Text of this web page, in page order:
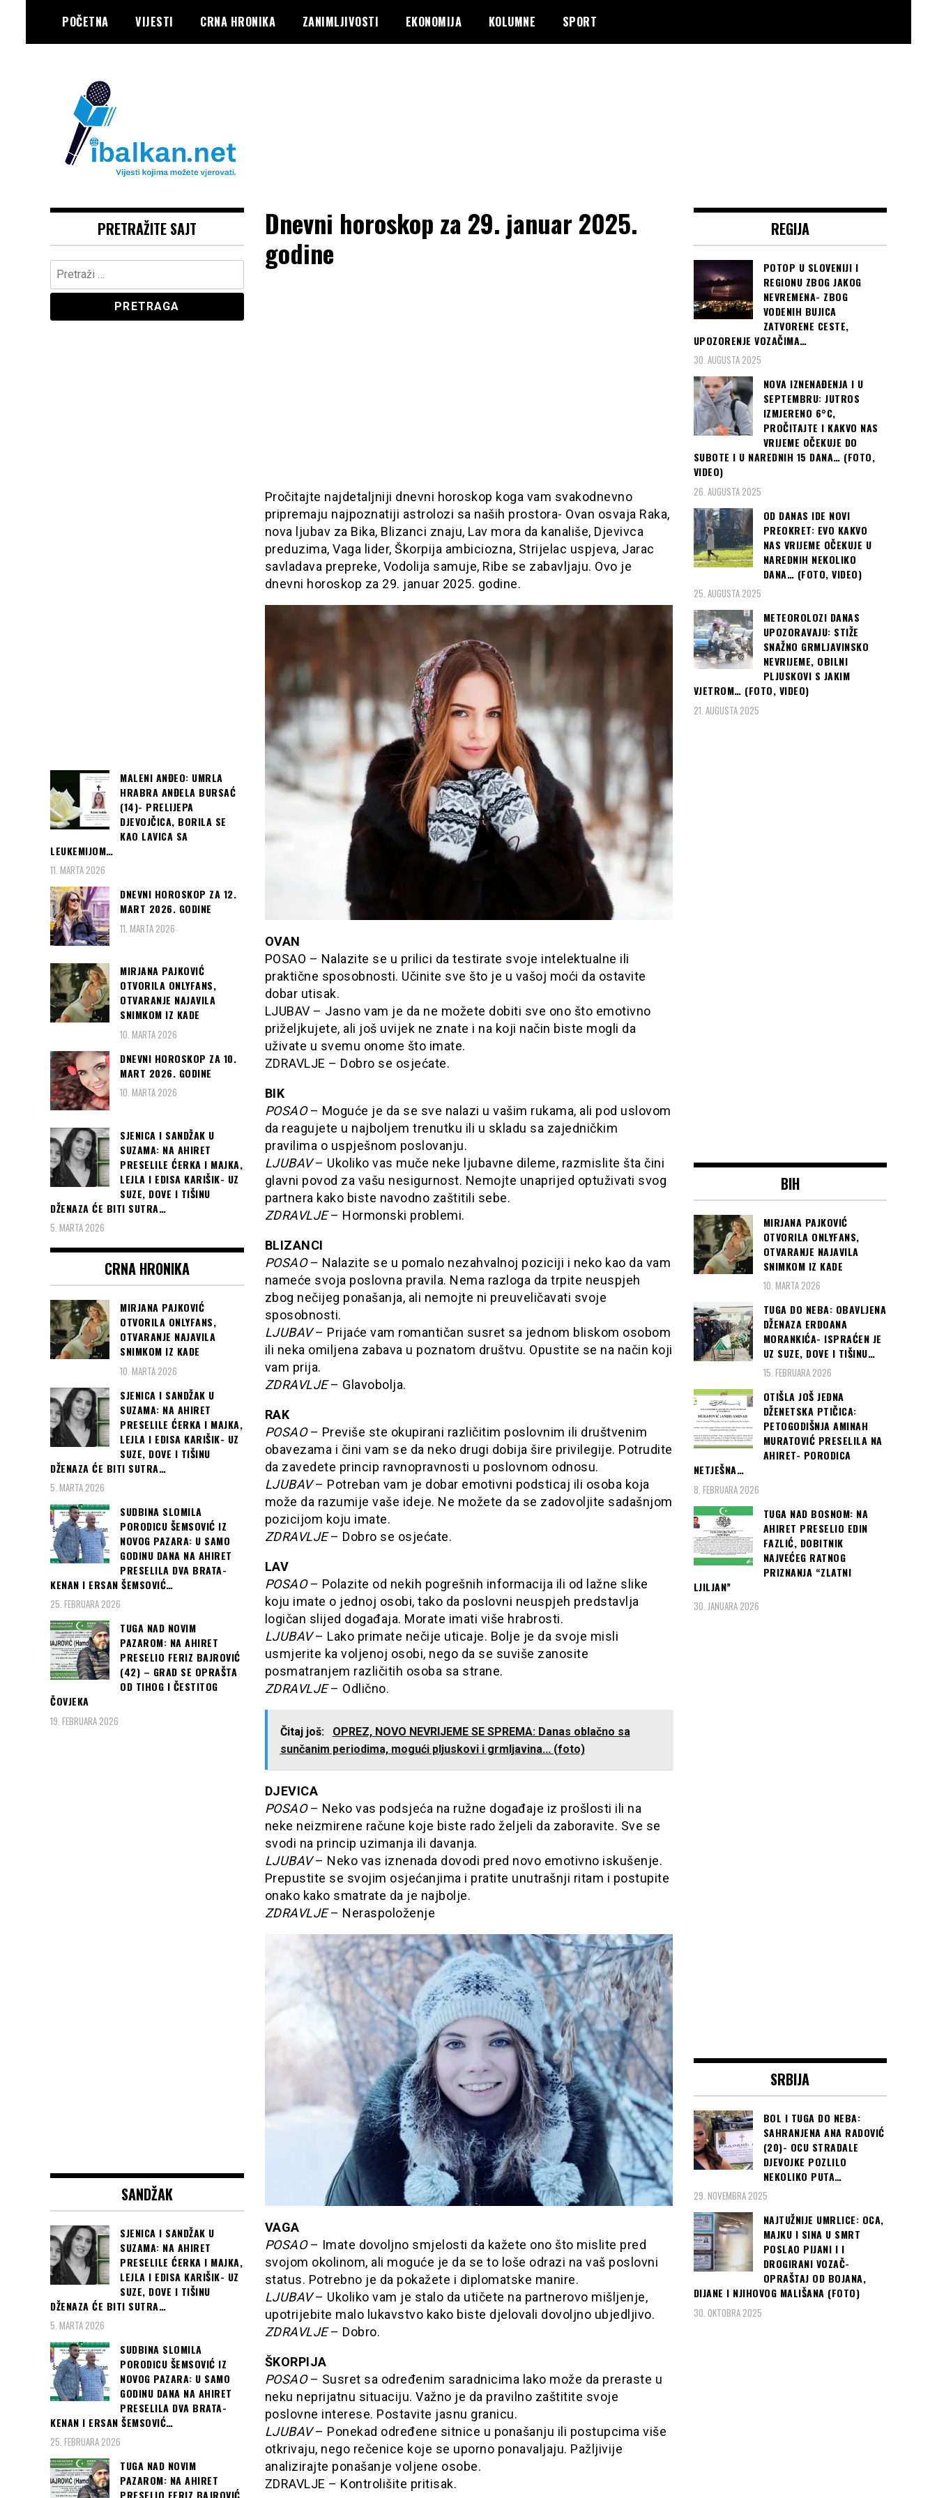
content
POČETNA VIJESTI CRNA HRONIKA ZANIMLJIVOSTI EKONOMIJA KOLUMNE SPORT
IBALKAN
Dnevni horoskop za 29. januar 2025.
godine
Pročitajte najdetaljniji dnevni horoskop koga vam svakodnevno
pripremaju najpoznatiji astrolozi sa naših prostora- Ovan osvaja Raka,
nova ljubav za Bika, Blizanci znaju, Lav mora da kanališe, Djevivca
preduzima, Vaga lider, Škorpija ambiciozna, Strijelac uspjeva, Jarac
savladava prepreke, Vodolija samuje, Ribe se zabavljaju. Ovo je
dnevni horoskop za 29. januar 2025. godine.
OVAN
POSAO – Nalazite se u prilici da testirate svoje intelektualne ili
praktične sposobnosti. Učinite sve što je u vašoj moći da ostavite
dobar utisak.
LJUBAV – Jasno vam je da ne možete dobiti sve ono što emotivno
priželjkujete, ali još uvijek ne znate i na koji način biste mogli da
uživate u svemu onome što imate.
ZDRAVLJE – Dobro se osjećate.
BIK
POSAO– Moguće je da se sve nalazi u vašim rukama, ali pod uslovom
da reagujete u najboljem trenutku ili u skladu sa zajedničkim
pravilima o uspješnom poslovanju.
LJUBAV– Ukoliko vas muče neke ljubavne dileme, razmislite šta čini
glavni povod za vašu nesigurnost. Nemojte unaprijed optuživati svog
partnera kako biste navodno zaštitili sebe.
ZDRAVLJE– Hormonski problemi.
BLIZANCI
POSAO– Nalazite se u pomalo nezahvalnoj poziciji i neko kao da vam
nameće svoja poslovna pravila. Nema razloga da trpite neuspjeh
zbog nečijeg ponašanja, ali nemojte ni preuveličavati svoje
sposobnosti.
LJUBAV– Prijaće vam romantičan susret sa jednom bliskom osobom
ili neka omiljena zabava u poznatom društvu. Opustite se na način koji
vam prija.
ZDRAVLJE– Glavobolja.
RAK
POSAO– Previše ste okupirani različitim poslovnim ili društvenim
obavezama i čini vam se da neko drugi dobija šire privilegije. Potrudite
da zavedete princip ravnopravnosti u poslovnom odnosu.
LJUBAV– Potreban vam je dobar emotivni podsticaj ili osoba koja
može da razumije vaše ideje. Ne možete da se zadovoljite sadašnjom
pozicijom koju imate.
ZDRAVLJE– Dobro se osjećate.
LAV
POSAO– Polazite od nekih pogrešnih informacija ili od lažne slike
koju imate o jednoj osobi, tako da poslovni neuspjeh predstavlja
logičan slijed događaja. Morate imati više hrabrosti.
LJUBAV– Lako primate nečije uticaje. Bolje je da svoje misli
usmjerite ka voljenoj osobi, nego da se suviše zanosite
posmatranjem različitih osoba sa strane.
ZDRAVLJE– Odlično.
Čitaj još:
OPREZ, NOVO NEVRIJEME SE SPREMA: Danas oblačno sa
sunčanim periodima, mogući pljuskovi i grmljavina... (foto)
DJEVICA
POSAO– Neko vas podsjeća na ružne događaje iz prošlosti ili na
neke neizmirene račune koje biste rado željeli da zaboravite. Sve se
svodi na princip uzimanja ili davanja.
LJUBAV– Neko vas iznenada dovodi pred novo emotivno iskušenje.
Prepustite se svojim osjećanjima i pratite unutrašnji ritam i postupite
onako kako smatrate da je najbolje.
ZDRAVLJE– Neraspoloženje
VAGA
POSAO– Imate dovoljno smjelosti da kažete ono što mislite pred
svojom okolinom, ali moguće je da se to loše odrazi na vaš poslovni
status. Potrebno je da pokažete i diplomatske manire.
LJUBAV– Ukoliko vam je stalo da utičete na partnerovo mišljenje,
upotrijebite malo lukavstvo kako biste djelovali dovoljno ubjedljivo.
ZDRAVLJE– Dobro.
ŠKORPIJA
POSAO– Susret sa određenim saradnicima lako može da preraste u
neku neprijatnu situaciju. Važno je da pravilno zaštitite svoje
poslovne interese. Postavite jasnu granicu.
LJUBAV– Ponekad određene sitnice u ponašanju ili postupcima više
otkrivaju, nego rečenice koje se uporno ponavaljaju. Pažljivije
analizirajte ponašanje voljene osobe.
ZDRAVLJE – Kontrolišite pritisak.
PRETRAŽITE SAJT
Pretraga:
MALENI ANĐEO: UMRLA
HRABRA ANĐELA BURSAĆ
(14)- PRELIJEPA
DJEVOJČICA, BORILA SE
KAO LAVICA SA
LEUKEMIJOM…
11. MARTA 2026
DNEVNI HOROSKOP ZA 12.
MART 2026. GODINE
11. MARTA 2026
MIRJANA PAJKOVIĆ
OTVORILA ONLYFANS,
OTVARANJE NAJAVILA
SNIMKOM IZ KADE
10. MARTA 2026
DNEVNI HOROSKOP ZA 10.
MART 2026. GODINE
10. MARTA 2026
SJENICA I SANDŽAK U
SUZAMA: NA AHIRET
PRESELILE ĆERKA I MAJKA,
LEJLA I EDISA KARIŠIK- UZ
SUZE, DOVE I TIŠINU
DŽENAZA ĆE BITI SUTRA…
5. MARTA 2026
CRNA HRONIKA
MIRJANA PAJKOVIĆ
OTVORILA ONLYFANS,
OTVARANJE NAJAVILA
SNIMKOM IZ KADE
10. MARTA 2026
SJENICA I SANDŽAK U
SUZAMA: NA AHIRET
PRESELILE ĆERKA I MAJKA,
LEJLA I EDISA KARIŠIK- UZ
SUZE, DOVE I TIŠINU
DŽENAZA ĆE BITI SUTRA…
5. MARTA 2026
SUDBINA SLOMILA
PORODICU ŠEMSOVIĆ IZ
NOVOG PAZARA: U SAMO
GODINU DANA NA AHIRET
PRESELILA DVA BRATA-
KENAN I ERSAN ŠEMSOVIĆ…
25. FEBRUARA 2026
TUGA NAD NOVIM
PAZAROM: NA AHIRET
PRESELIO FERIZ BAJROVIĆ
(42) – GRAD SE OPRAŠTA
OD TIHOG I ČESTITOG
ČOVJEKA
19. FEBRUARA 2026
SANDŽAK
SJENICA I SANDŽAK U
SUZAMA: NA AHIRET
PRESELILE ĆERKA I MAJKA,
LEJLA I EDISA KARIŠIK- UZ
SUZE, DOVE I TIŠINU
DŽENAZA ĆE BITI SUTRA…
5. MARTA 2026
SUDBINA SLOMILA
PORODICU ŠEMSOVIĆ IZ
NOVOG PAZARA: U SAMO
GODINU DANA NA AHIRET
PRESELILA DVA BRATA-
KENAN I ERSAN ŠEMSOVIĆ…
25. FEBRUARA 2026
TUGA NAD NOVIM
PAZAROM: NA AHIRET
REGIJA
POTOP U SLOVENIJI I
REGIONU ZBOG JAKOG
NEVREMENA- ZBOG
VODENIH BUJICA
ZATVORENE CESTE,
UPOZORENJE VOZAČIMA…
30. AUGUSTA 2025
NOVA IZNENAĐENJA I U
SEPTEMBRU: JUTROS
IZMJERENO 6°C,
PROČITAJTE I KAKVO NAS
VRIJEME OČEKUJE DO
SUBOTE I U NAREDNIH 15 DANA… (FOTO,
VIDEO)
26. AUGUSTA 2025
OD DANAS IDE NOVI
PREOKRET: EVO KAKVO
NAS VRIJEME OČEKUJE U
NAREDNIH NEKOLIKO
DANA… (FOTO, VIDEO)
25. AUGUSTA 2025
METEOROLOZI DANAS
UPOZORAVAJU: STIŽE
SNAŽNO GRMLJAVINSKO
NEVRIJEME, OBILNI
PLJUSKOVI S JAKIM
VJETROM… (FOTO, VIDEO)
21. AUGUSTA 2025
BIH
MIRJANA PAJKOVIĆ
OTVORILA ONLYFANS,
OTVARANJE NAJAVILA
SNIMKOM IZ KADE
10. MARTA 2026
TUGA DO NEBA: OBAVLJENA
DŽENAZA ERDOANA
MORANKIĆA- ISPRAĆEN JE
UZ SUZE, DOVE I TIŠINU…
15. FEBRUARA 2026
OTIŠLA JOŠ JEDNA
DŽENETSKA PTIČICA:
PETOGODIŠNJA AMINAH
MURATOVIĆ PRESELILA NA
AHIRET- PORODICA
NETJEŠNA…
8. FEBRUARA 2026
TUGA NAD BOSNOM: NA
AHIRET PRESELIO EDIN
FAZLIĆ, DOBITNIK
NAJVEĆEG RATNOG
PRIZNANJA “ZLATNI
LJILJAN”
30. JANUARA 2026
SRBIJA
BOL I TUGA DO NEBA:
SAHRANJENA ANA RADOVIĆ
(20)- OCU STRADALE
DJEVOJKE POZLILO
NEKOLIKO PUTA…
29. NOVEMBRA 2025
NAJTUŽNIJE UMRLICE: OCA,
MAJKU I SINA U SMRT
POSLAO PIJANI I I
DROGIRANI VOZAČ-
OPRAŠTAJ OD BOJANA,
DIJANE I NJIHOVOG MALIŠANA (FOTO)
30. OKTOBRA 2025